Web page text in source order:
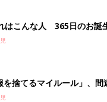
はこんな人 365日のお誕
を捨てるマイルール」、
喝！